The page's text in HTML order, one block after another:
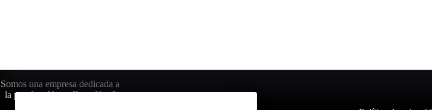
Somos una empresa dedicada a
la producción y dirección de